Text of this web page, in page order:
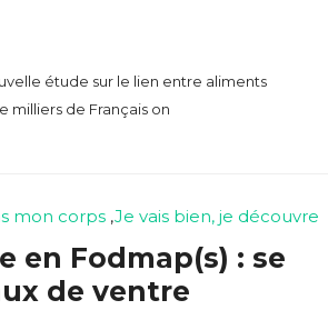
étude sur le lien entre aliments
milliers de Français on
mon corps ,Je vais bien, je découvre
en Fodmap(s) : se
de ventre